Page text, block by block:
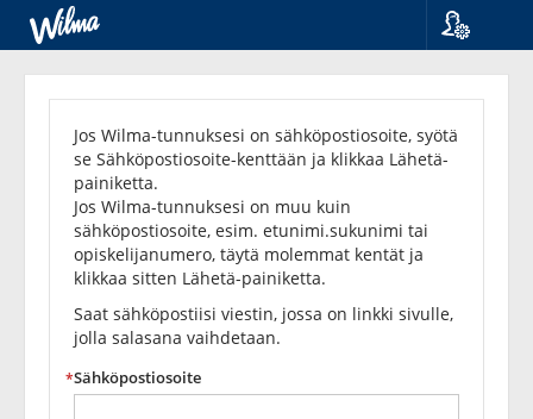
English
Unohditko
salasanasi?
Jos Wilma-tunnuksesi on sähköpostiosoite, syötä
se Sähköpostiosoite-kenttään ja klikkaa Lähetä-
painiketta.
Jos Wilma-tunnuksesi on muu kuin
sähköpostiosoite, esim. etunimi.sukunimi tai
opiskelijanumero, täytä molemmat kentät ja
klikkaa sitten Lähetä-painiketta.
Saat sähköpostiisi viestin, jossa on linkki sivulle,
jolla salasana vaihdetaan.
Sähköpostiosoite